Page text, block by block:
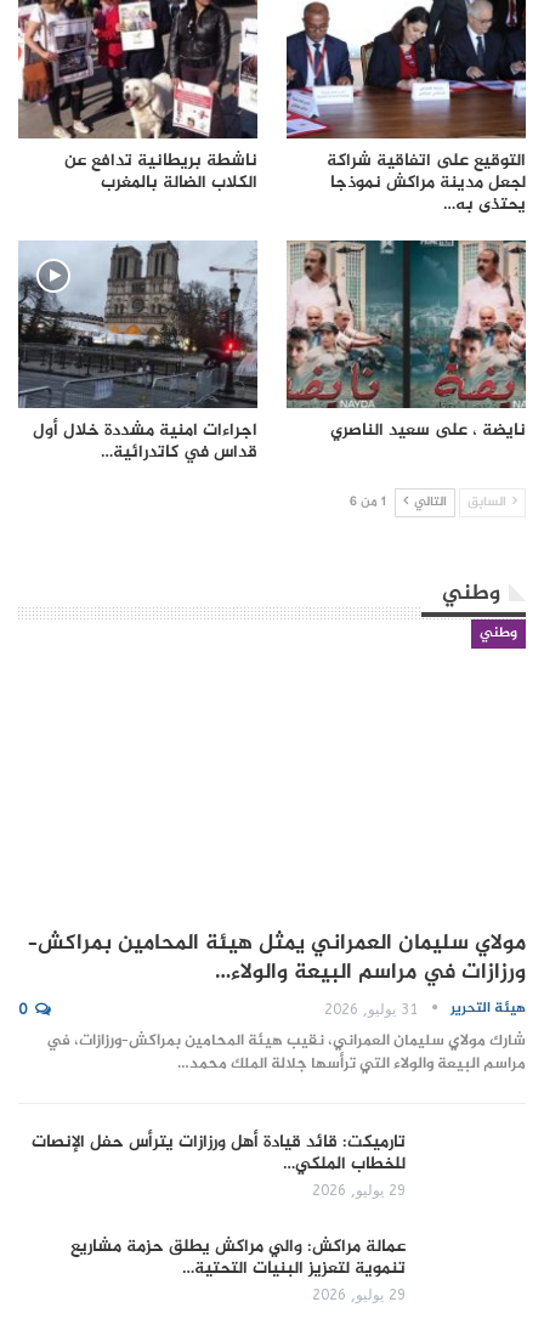
التوقيع على اتفاقية شراكة
لجعل مدينة مراكش نموذجا
يحتذى به…
ناشطة بريطانية تدافع عن
الكلاب الضالة بالمغرب
نايضة ، على سعيد الناصري اجراءات امنية مشددة خلال أول
قداس في كاتدرائية…
السابق التالي 1 من 6
وطني
وطني
مولاي سليمان العمراني يمثل هيئة المحامين بمراكش–
ورزازات في مراسم البيعة والولاء…
هيئة التحرير 31 يوليو, 2026 0
شارك مولاي سليمان العمراني، نقيب هيئة المحامين بمراكش–ورزازات، في
مراسم البيعة والولاء التي ترأسها جلالة الملك محمد…
تارميكت: قائد قيادة أهل ورزازات يترأس حفل الإنصات
للخطاب الملكي…
29 يوليو, 2026
عمالة مراكش: والي مراكش يطلق حزمة مشاريع
تنموية لتعزيز البنيات التحتية…
29 يوليو, 2026